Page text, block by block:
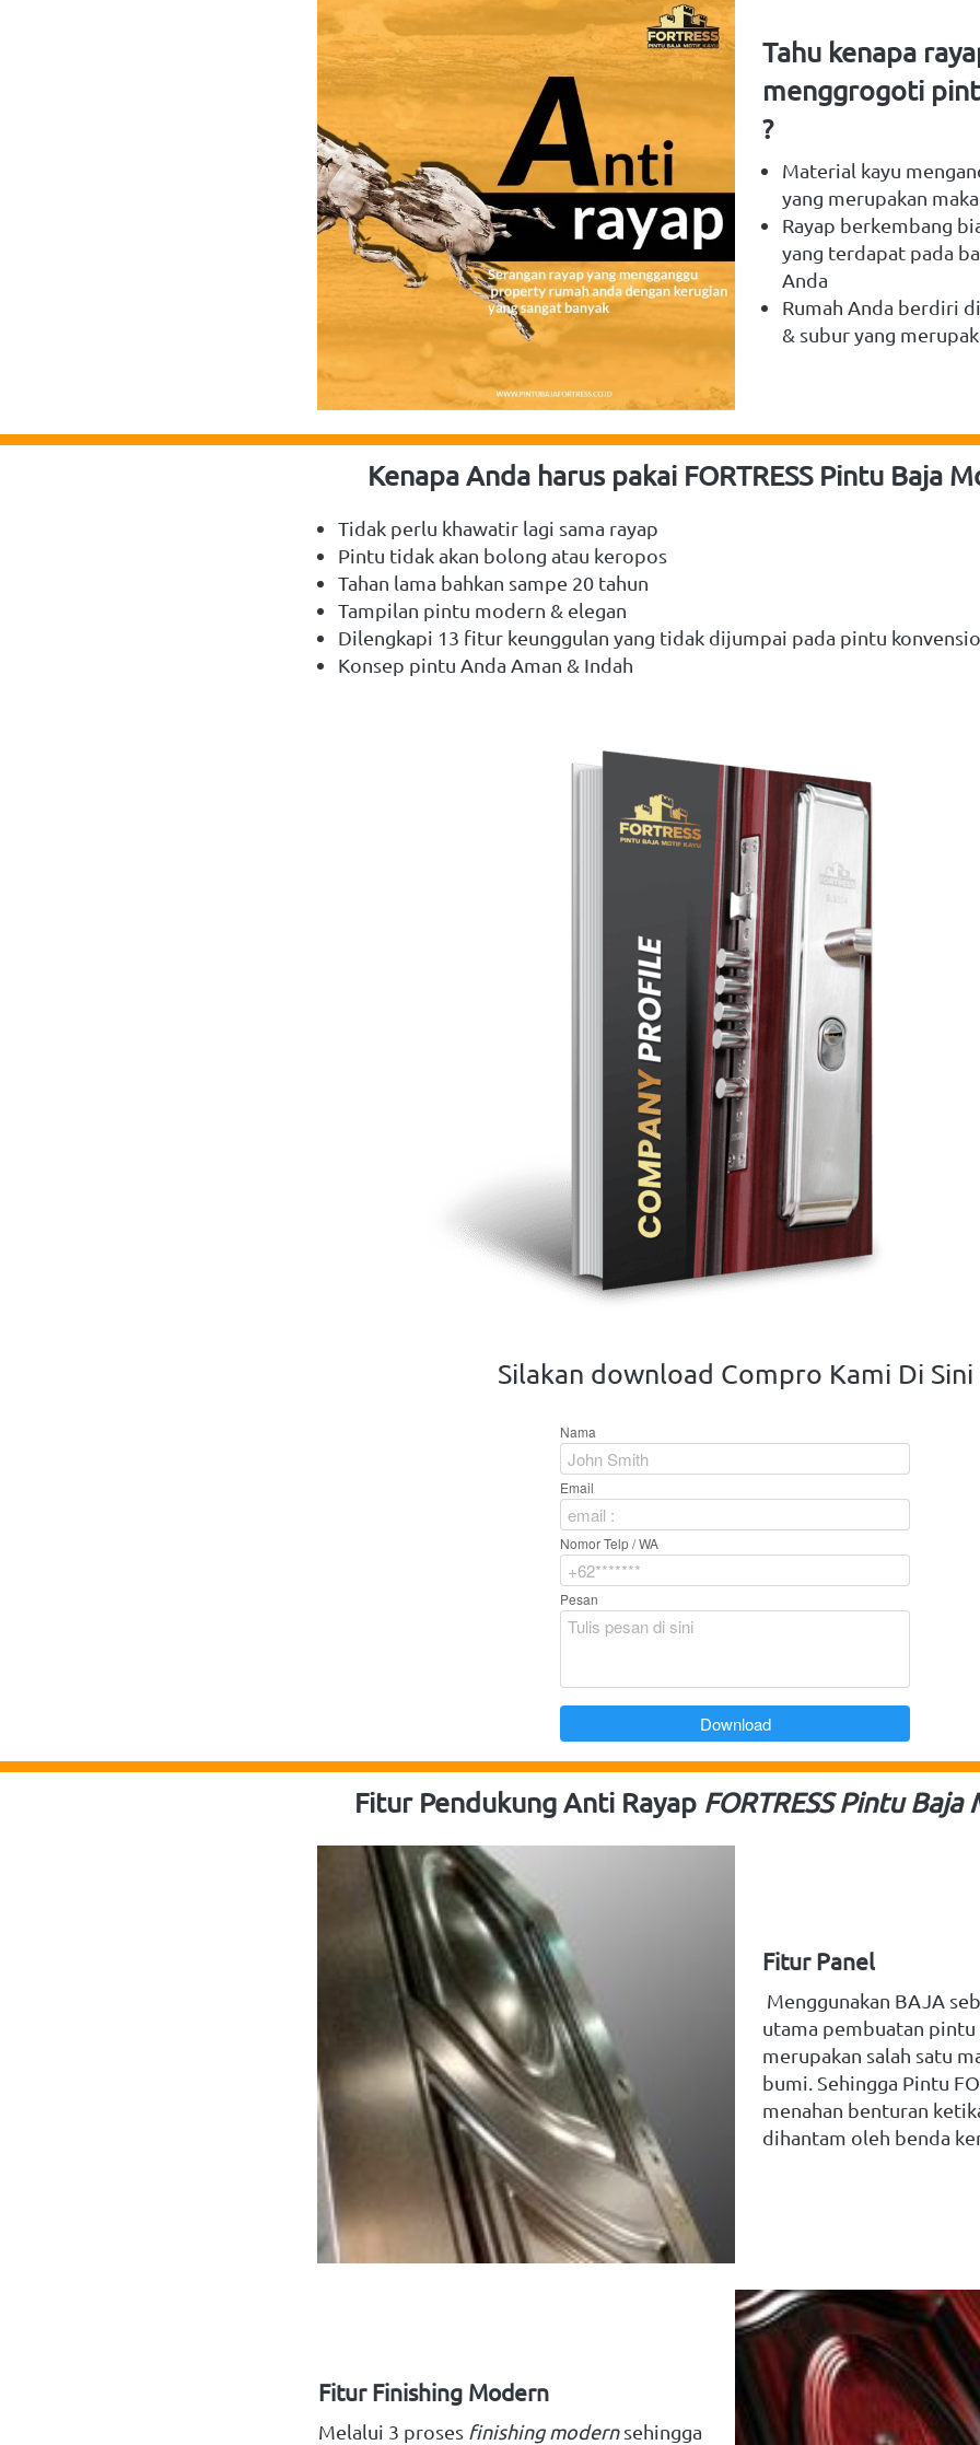
Tahu kenapa
menggrogoti
?
Material kayu
yang merupakan
Rayap berkembang
yang terdapat pada
Anda
Rumah Anda berdiri
& subur yang
Kenapa Anda harus pakai FORTRESS Pintu Baja
Tidak perlu khawatir lagi sama rayap
Pintu tidak akan bolong atau keropos
Tahan lama bahkan sampe 20 tahun
Tampilan pintu modern & elegan
Dilengkapi 13 fitur keunggulan yang tidak dijumpai pada pintu
Konsep pintu Anda Aman & Indah
Silakan download Compro Kami Di Sini
Nama
Email
Nomor Telp / WA
Pesan
`Download
Fitur Pendukung Anti Rayap FORTRESS Pintu
Fitur Panel
Menggunakan BAJA
utama pembuatan pintu
merupakan salah satu
bumi. Sehingga Pintu
menahan benturan
dihantam oleh benda
Fitur Finishing Modern
Melalui 3 proses finishing modern sehingga